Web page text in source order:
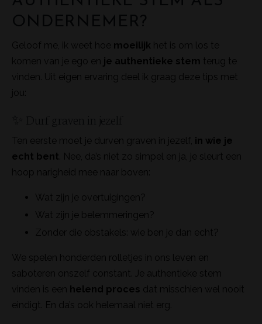
Geloof me, ik weet hoe moeilijk het is om los te
komen van je ego en je authentieke stem terug te
vinden. Uit eigen ervaring deel ik graag deze tips met
jou:
Ten eerste moet je durven graven in jezelf, in wie je
echt bent . Nee, da’s niet zo simpel en ja, je sleurt een
hoop narigheid mee naar boven:
Wat zijn je overtuigingen?
Wat zijn je belemmeringen?
Zonder die obstakels: wie ben je dan echt?
We spelen honderden rolletjes in ons leven en
saboteren onszelf constant. Je authentieke stem
vinden is een helend proces dat misschien wel nooit
eindigt. En da’s ook helemaal niet erg.